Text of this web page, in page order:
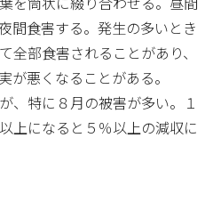
間食害する。発生の多いとき
全部食害されることがあり、
が悪くなることがある。
、特に８月の被害が多い。１
上になると５％以上の減収に